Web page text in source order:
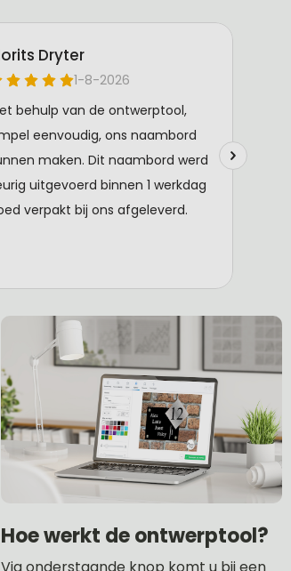
Hoe werkt de ontwerptool?
Via onderstaande knop komt u bij een